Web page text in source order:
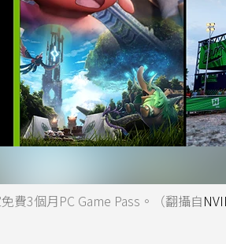
費3個月PC Game Pass。（翻攝自